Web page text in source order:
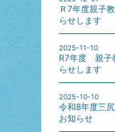
Ｒ7年度親子
らせします
2025-11-10
R7年度 親子
らせします
2025-10-10
令和8年度三
お知らせ